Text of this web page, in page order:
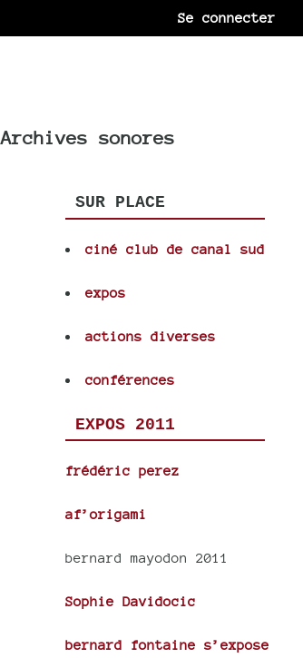
Se connecter
Archives sonores
SUR PLACE
ciné club de canal sud
expos
actions diverses
conférences
EXPOS 2011
frédéric perez
af’origami
bernard mayodon 2011
Sophie Davidocic
bernard fontaine s’expose